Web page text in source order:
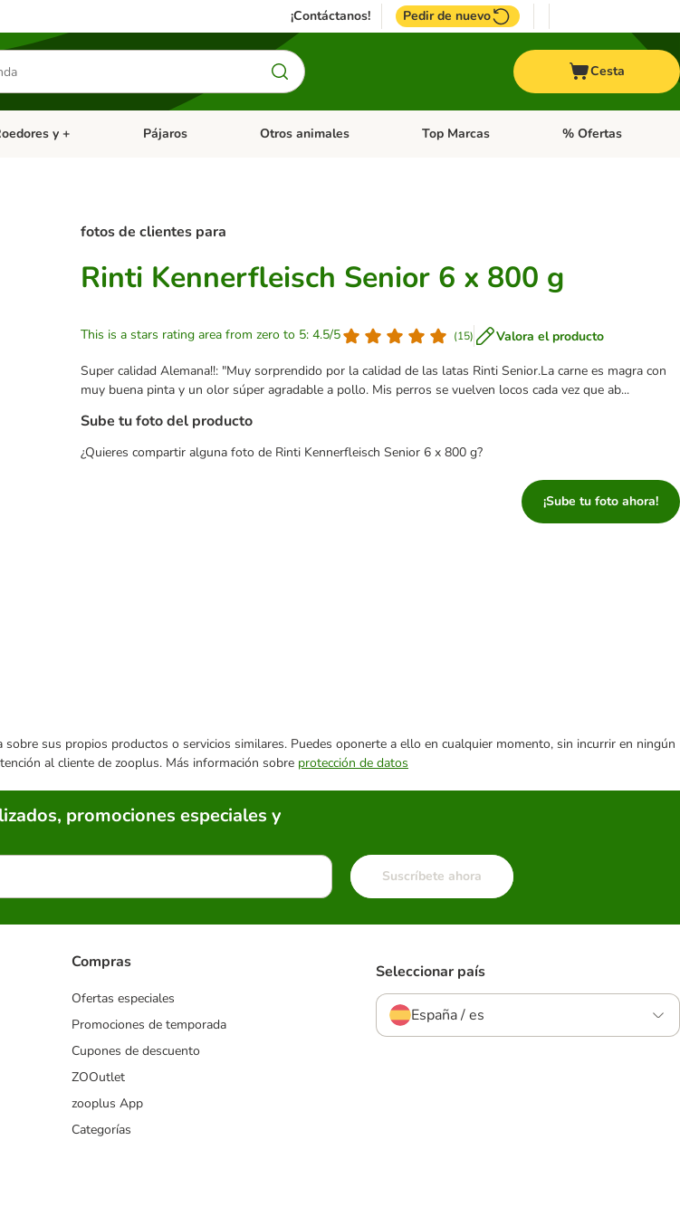
¡Contáctanos! Pedir de nuevo
Cesta
de categoria abierto: Antiparasitarios
y + Menú de categoria abierto: Roedores y +
Pájaros Menú de categoria abierto: Pájaros
Otros animales Menú de categoria abierto: Otros animales
Top Marcas Menú de categoria
% Ofertas
fotos de clientes para
Rinti Kennerfleisch Senior 6 x 800 g
This is a stars rating area from zero to 5: 4.5/5 (15) Valora el producto
Super calidad Alemana!!: "Muy sorprendido por la calidad de las latas Rinti Senior.La carne es magra con
muy buena pinta y un olor súper agradable a pollo. Mis perros se vuelven locos cada vez que ab...
Sube tu foto del producto
¿Quieres compartir alguna foto de Rinti Kennerfleisch Senior 6 x 800 g?
¡Sube tu foto ahora!
sus propios productos o servicios similares. Puedes oponerte a ello en cualquier momento, sin incurrir en ningún
al cliente de zooplus. Más información sobre protección de datos
promociones especiales y
Suscríbete ahora
Compras
Ofertas especiales
Promociones de temporada
Cupones de descuento
ZOOutlet
zooplus App
Categorías
Seleccionar país
España / es